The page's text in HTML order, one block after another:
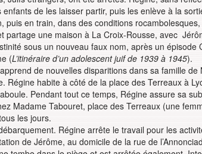
enfants de les laisser partir, puis les enlève à la
puis en train, dans des conditions
partage une maison à La Croix-Rousse, avec
sous un nouveau faux nom, après un
(L’itinéraire d’un adolescent juif de 1939 à 1945).
de nouvelles disparitions dans sa famille de
Régine habite à côté de la place des Terreaux à
Pendant tout ce temps, Régine assure sa
Madame Tabouret, place des Terreaux (une
les jours.
Régine arrête le travail pour les
de Jérôme, au domicile de la rue de